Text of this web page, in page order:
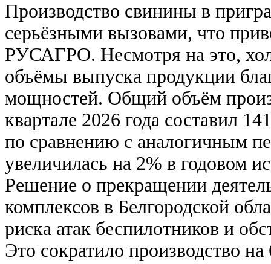
Производство свинины в
серьёзными вызовами, что
РУСАГРО. Несмотря на это,
объёмы выпуска продукции
мощностей. Общий объём
квартале 2026 года составил
по сравнению с аналогичным
увеличилась на 2% в годовом
Решение о прекращении
комплексов в Белгородской
риска атак беспилотников и
Это сократило производство